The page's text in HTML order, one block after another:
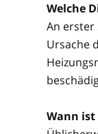
Welche
An erster
Ursache
Wann